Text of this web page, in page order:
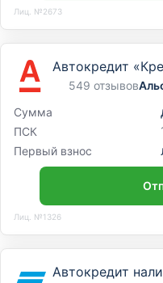
Лиц. №2673
Автокредит
549 отзывов
Сумма
ПСК
Первый взнос
Лиц. №1326
Автокредит